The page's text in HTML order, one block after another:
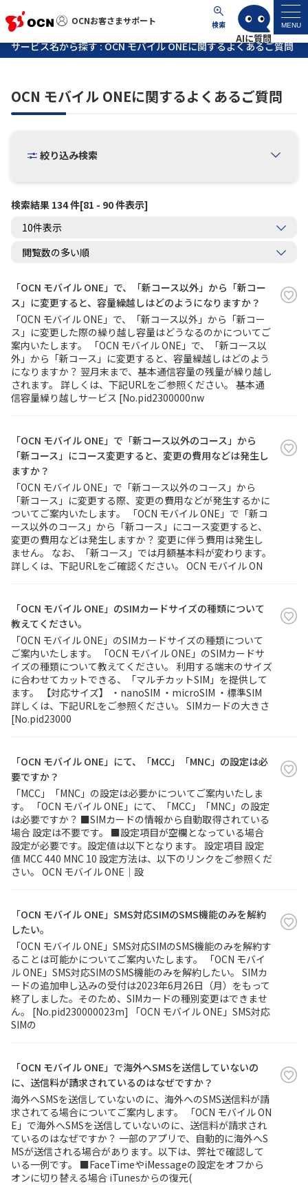
OCNお客さまサポート 検索 MENU
OCNお客さまサポート
マイページ
サポートトップ
よくあるご質問
工事・故障情報
お問い合わせ
履歴・お気に入り
お知らせ サポートサイトの使い方
OCN サービス一覧
サービス名から探す : OCN モバイル ONEに関するよくあるご質問
OCN モバイル ONEに関するよくあるご質問
絞り込み検索
検索結果 134 件[81 - 90 件表示]
「OCN モバイル ONE」で、「新コース以外」から「新コー
ス」に変更すると、容量繰越しはどのようになりますか？
「OCN モバイル ONE」で、「新コース以外」から「新コー
ス」に変更した際の繰り越し容量はどうなるのかについてご
案内いたします。 「OCN モバイル ONE」で、「新コース以
外」から「新コース」に変更すると、容量繰越しはどのよう
になりますか？ 翌月末まで、基本通信容量の残量が繰り越し
されます。 詳しくは、下記URLをご参照ください。 基本通
信容量繰り越しサービス [No.pid2300000nw
「OCN モバイル ONE」で「新コース以外のコース」から
「新コース」にコース変更すると、変更の費用などは発生し
ますか？
「OCN モバイル ONE」で「新コース以外のコース」から
「新コース」に変更する際、変更の費用などが発生するかに
ついてご案内いたします。 「OCN モバイル ONE」で「新コ
ース以外のコース」から「新コース」にコース変更すると、
変更の費用などは発生しますか？ 変更に伴う費用は発生し
ません。 なお、「新コース」では月額基本料が変わります。
詳しくは、下記URLをご確認ください。 OCN モバイル ON
「OCN モバイル ONE」のSIMカードサイズの種類について
教えてください。
「OCN モバイル ONE」のSIMカードサイズの種類について
ご案内いたします。 「OCN モバイル ONE」のSIMカードサ
イズの種類について教えてください。 利用する端末のサイズ
に合わせてカットできる、「マルチカットSIM」を提供して
ます。 【対応サイズ】 ・nanoSIM ・microSIM ・標準SIM
詳しくは、下記URLをご参照ください。 SIMカードの大きさ
[No.pid23000
「OCN モバイル ONE」にて、「MCC」「MNC」の設定は必
要ですか？
「MCC」「MNC」の設定は必要かについてご案内いたしま
す。 「OCN モバイル ONE」にて、「MCC」「MNC」の設定
は必要ですか？ ■SIMカードの情報から自動取得されている
場合 設定は不要です。 ■設定項目が空欄となっている場合
設定が必要です。設定値は以下となります。 設定項目 設定
値 MCC 440 MNC 10 設定方法は、以下のリンクをご参照くだ
さい。 OCN モバイル ONE｜設
「OCN モバイル ONE」SMS対応SIMのSMS機能のみを解約
したい。
「OCN モバイル ONE」SMS対応SIMのSMS機能のみを解約す
ることは可能かについてご案内いたします。 「OCN モバイ
ル ONE」SMS対応SIMのSMS機能のみを解約したい。 SIMカ
ードの追加申し込みの受付は2023年6月26日（月）をもって
終了しました。そのため、SIMカードの種別変更はできませ
ん。 [No.pid230000023m] 「OCN モバイル ONE」SMS対応
SIMの
「OCN モバイル ONE」で海外へSMSを送信していないの
に、送信料が請求されているのはなぜですか？
海外へSMSを送信していないのに、海外へのSMS送信料が請
求されてる場合についてご案内します。 「OCN モバイル ON
E」で海外へSMSを送信していないのに、送信料が請求され
ているのはなぜですか？ 一部のアプリで、自動的に海外へS
MSが送信される場合があります。以下は、弊社で確認して
いる一例です。 ■FaceTimeやiMessageの設定をオフから
オンに切り替える場合 iTunesからの復元(